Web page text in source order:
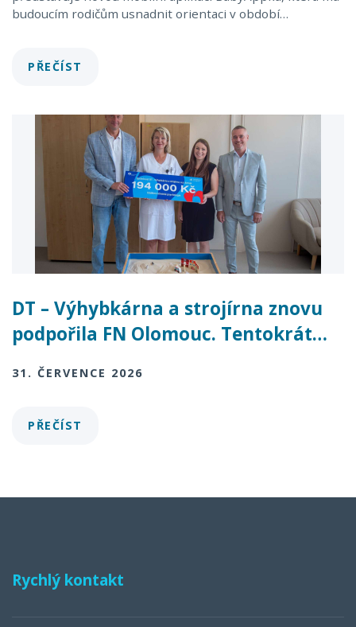
budoucím rodičům usnadnit orientaci v období…
PŘEČÍST
DT – Výhybkárna a strojírna znovu
podpořila FN Olomouc. Tentokrát…
31. ČERVENCE 2026
PŘEČÍST
Rychlý kontakt